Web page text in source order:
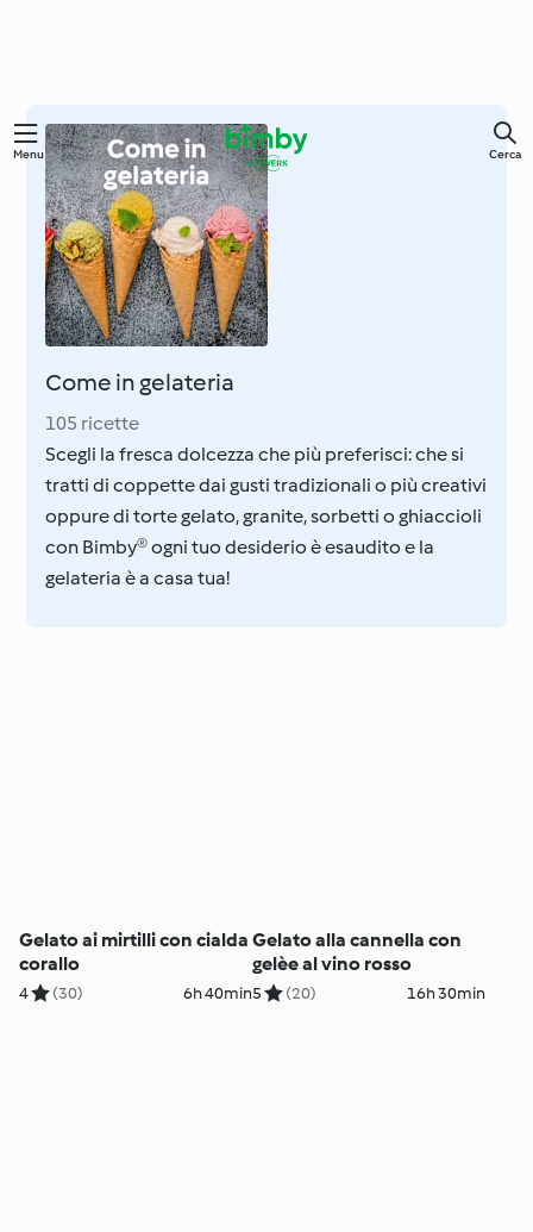
Vai
contenuto
principale
Menu Cerca
Come in gelateria
105 ricette
Scegli la fresca dolcezza che più preferisci: che si
tratti di coppette dai gusti tradizionali o più creativi
oppure di torte gelato, granite, sorbetti o ghiaccioli
con Bimby® ogni tuo desiderio è esaudito e la
gelateria è a casa tua!
Gelato ai mirtilli con cialda
corallo
4 (30) 6h 40min
Gelato alla cannella con
gelèe al vino rosso
5 (20) 16h 30min